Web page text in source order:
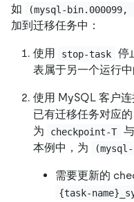
如
(mysql-bin.000099,
加到迁移任务中：
使用 stop-task
停
表属于另一个运行
使用 MySQL 客户
已有迁移任务对应
为
checkpoint-T 与
本例中，为
需要更新的
{task-